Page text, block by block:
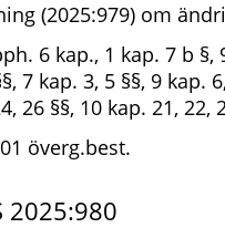
(2025:979) om
6 kap., 1 kap. 7 b §,
7 kap. 3, 5 §§, 9 kap.
26 §§, 10 kap. 21,
överg.best.
2025:980